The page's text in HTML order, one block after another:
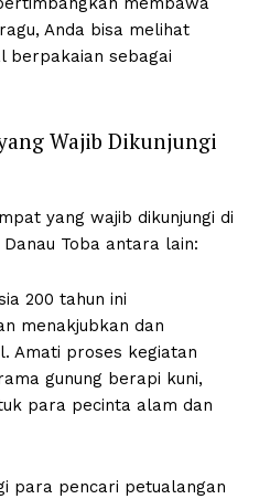
Anda bisa melihat
berpakaian sebagai
Wajib Dikunjungi
yang wajib dikunjungi di
Toba antara lain:
200 tahun ini
menakjubkan dan
Amati proses kegiatan
gunung berapi kuni,
para pecinta alam dan
para pencari petualangan